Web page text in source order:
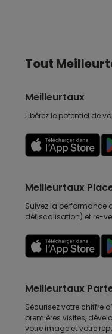
Tout
Meilleurtaux
Libérez le potentiel de
Meilleurtaux
Suivez la performance
défiscalisation) et re-
Meilleurtaux
Sécurisez votre chiffre
premières visites,
votre image et votre